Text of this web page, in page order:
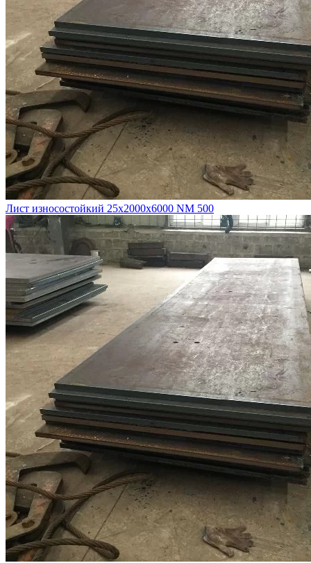
Лист износостойкий 25х2000х6000 NM 500